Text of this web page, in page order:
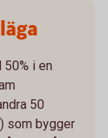
i en
50
som bygger